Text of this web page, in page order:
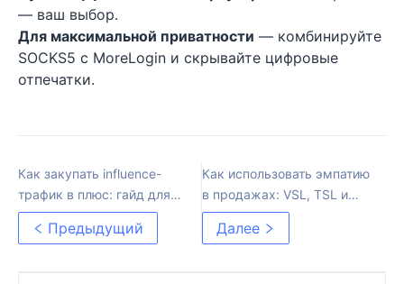
— ваш выбор.
Для максимальной приватности — комбинируйте
SOCKS5 с MoreLogin и скрывайте цифровые
отпечатки.
Как закупать influence-
трафик в плюс: гайд для
арбитражников и
маркетологов
Предыдущий
Как использовать эмпатию
в продажах: VSL, TSL и
истории пути героя
Далее